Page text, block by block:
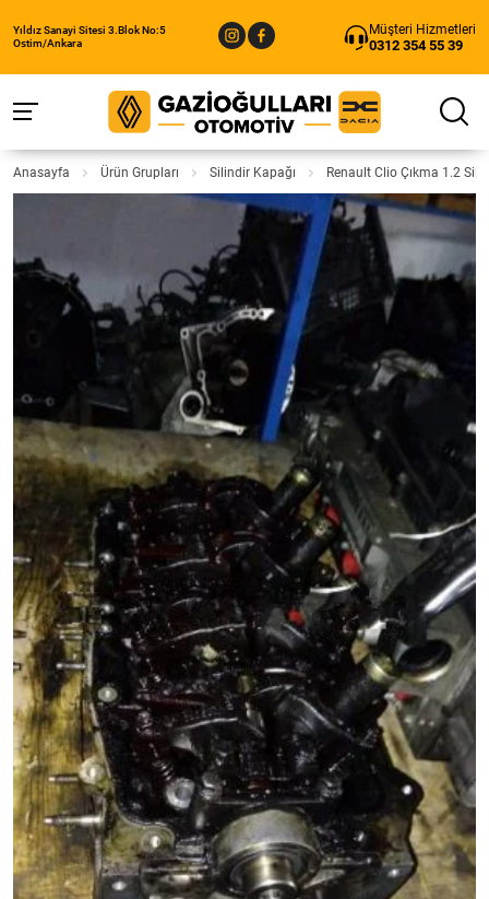
Yıldız Sanayi Sitesi 3.Blok No:5
Ostim/Ankara
Müşteri Hizmetleri
0312 354 55 39
Anasayfa Ürün Grupları Silindir Kapağı Renault Clio Çıkma 1.2